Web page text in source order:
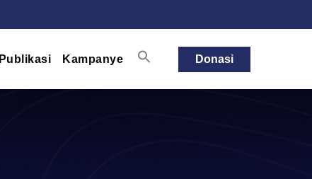
Publikasi Kampanye Donasi